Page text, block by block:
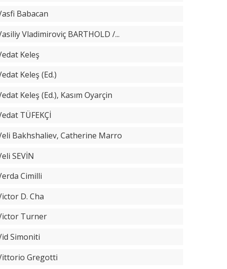
Babacan
Vladimiroviç BARTHOLD /...
Keleş
Keleş (Ed.)
Keleş (Ed.), Kasım Oyarçin
TÜFEKÇİ
Bakhshaliev, Catherine Marro
SEVİN
Cimilli
D. Cha
Turner
Simoniti
Gregotti